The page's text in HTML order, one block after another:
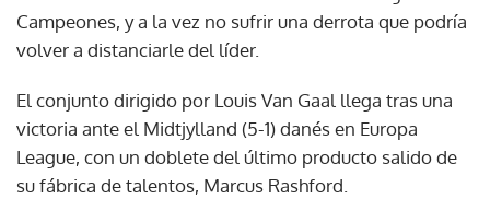
Campeones, y a la vez no sufrir una derrota que podría
volver a distanciarle del líder.
El conjunto dirigido por Louis Van Gaal llega tras una
victoria ante el Midtjylland (5-1) danés en Europa
League, con un doblete del último producto salido de
su fábrica de talentos, Marcus Rashford.